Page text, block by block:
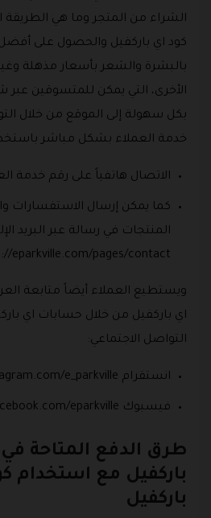
الشراء من المتجر وما هي الطريقة
كود اي باركفيل والحصول على أفضل
بالبشرة والشعر بأسعار مذهلة
الأخرى، التي يمكن للمتسوقين عبر
بكل سهولة إلى الموقع من خلال
خدمة العملاء بشكل مباشر
الاتصال هاتفياً على رقم خدمة العملاء
كما يمكن إرسال الاستفسارات
المنتجات في رسالة عبر البريد
eparkville.com/pages/contact.
ويستطيع العملاء أيضاً متابعة
اي باركفيل من خلال حسابات اي
التواصل الاجتماعي:
انستقرام https://www.instagram.com/e_parkville/.
فيسبوك https://www.facebook.com/eparkville..
طرق الدفع المتاحة
باركفيل مع استخدام
باركفيل